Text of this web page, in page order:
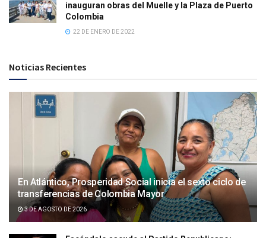
inauguran obras del Muelle y la Plaza de Puerto
Colombia
22 DE ENERO DE 2022
Noticias Recientes
En Atlántico, Prosperidad Social inicia el sexto ciclo de
transferencias de Colombia Mayor
3 DE AGOSTO DE 2026